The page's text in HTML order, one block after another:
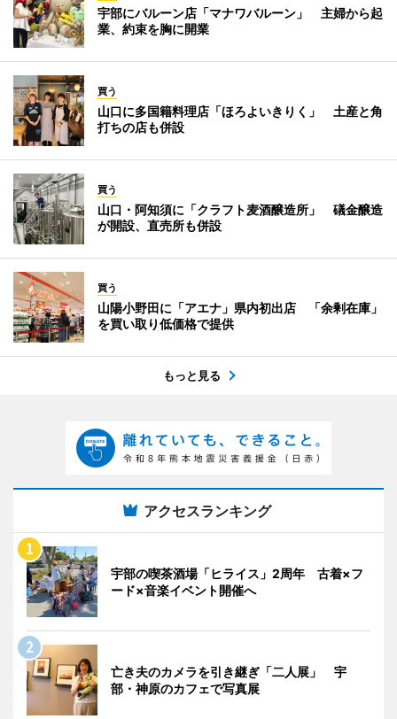
宇部にバルーン店「マナワバルーン」 主婦から起
業、約束を胸に開業
買う
山口に多国籍料理店「ほろよいきりく」 土産と角
打ちの店も併設
買う
山口・阿知須に「クラフト麦酒醸造所」 礒金醸造
が開設、直売所も併設
買う
山陽小野田に「アエナ」県内初出店 「余剰在庫」
を買い取り低価格で提供
もっと見る
アクセスランキング
宇部の喫茶酒場「ヒライス」2周年 古着×フ
ード×音楽イベント開催へ
亡き夫のカメラを引き継ぎ「二人展」 宇
部・神原のカフェで写真展